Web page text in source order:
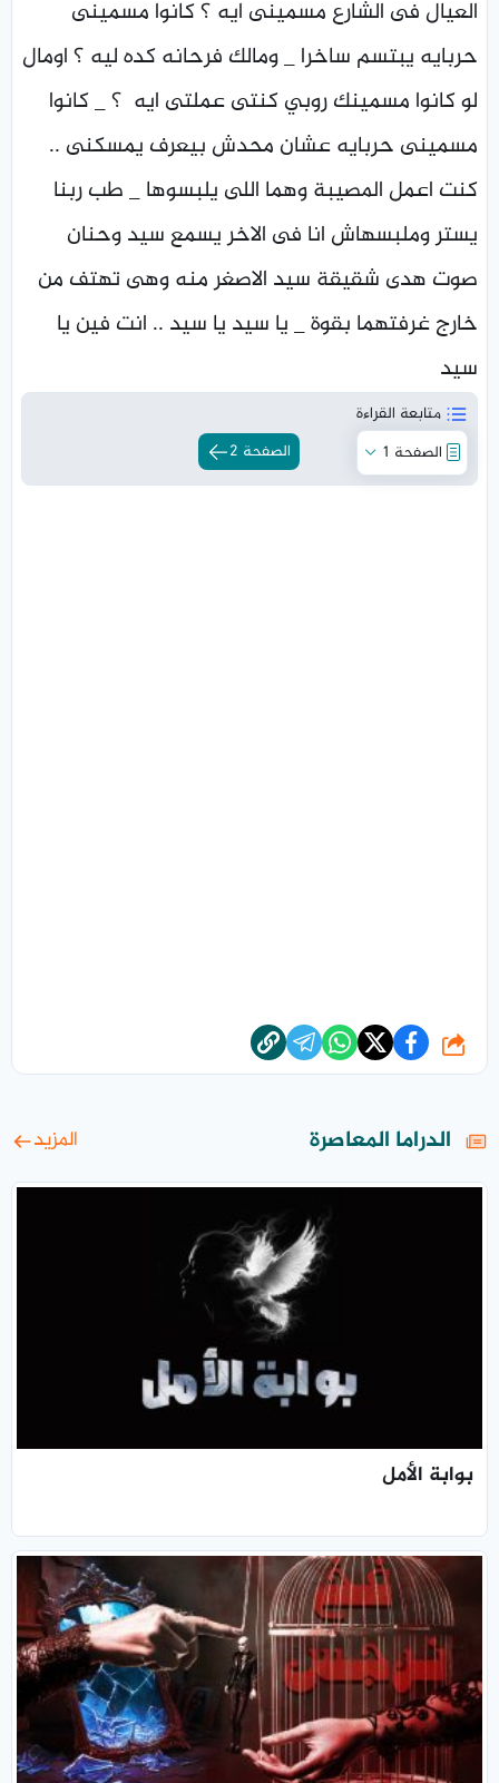
العيال فى الشارع مسمينى ايه ؟ كانوا مسمينى
حربايه يبتسم ساخرا _ ومالك فرحانه كده ليه ؟ اومال
لو كانوا مسمينك روبي كنتى عملتى ايه ؟ _ كانوا
مسمينى حربايه عشان محدش بيعرف يمسكنى ..
كنت اعمل المصيبة وهما اللى يلبسوها _ طب ربنا
يستر وملبسهاش انا فى الاخر يسمع سيد وحنان
صوت هدى شقيقة سيد الاصغر منه وهى تهتف من
خارج غرفتهما بقوة _ يا سيد يا سيد .. انت فين يا
سيد
الصفحة 1
الصفحة 2
شارك
الدراما المعاصرة المزيد
بوابة الأمل